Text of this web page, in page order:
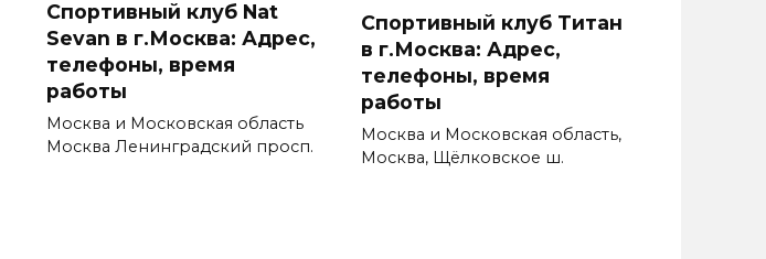
Спортивный клуб Nat
Sevan в г.Москва: Адрес,
телефоны, время
работы
Москва и Московская область
Москва Ленинградский просп.
Спортивный клуб Титан
в г.Москва: Адрес,
телефоны, время
работы
Москва и Московская область,
Москва, Щёлковское ш.